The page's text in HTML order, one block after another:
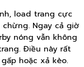
load trang cực
Ngay cả giờ
nóng vẫn không
Điều này rất
hoặc xả kèo.